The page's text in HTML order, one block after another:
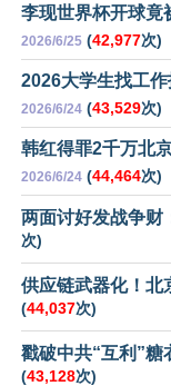
李现世界杯开球竟
2026/6/25 (42,977次)
2026大学生找工
2026/6/24 (43,529次)
韩红得罪2千万北
2026/6/24 (44,464次)
两面讨好发战争财
次)
供应链武器化！北
(44,037次)
戳破中共“互利”糖
(43,128次)